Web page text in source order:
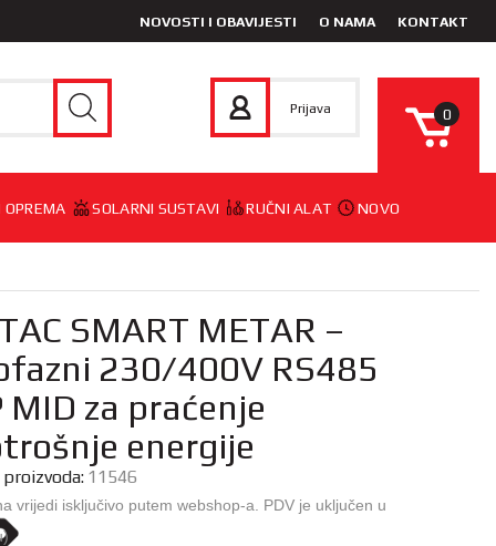
NOVOSTI I OBAVIJESTI O NAMA KONTAKT
Prijava 0
OPREMA SOLARNI SUSTAVI RUČNI ALAT NOVO
SMART METAR –
230/400V RS485
MID za praćenje
energije
11546
vrijedi isključivo putem webshop-a. PDV je uključen u